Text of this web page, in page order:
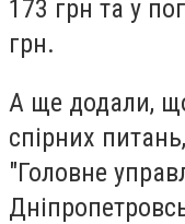
173 грн та у
грн.
А ще додали,
спірних
"Головне